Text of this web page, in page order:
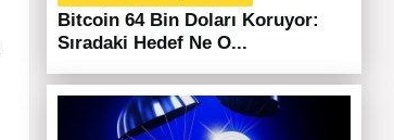
Bitcoin 64 Bin Doları Koruyor:
Sıradaki Hedef Ne O...